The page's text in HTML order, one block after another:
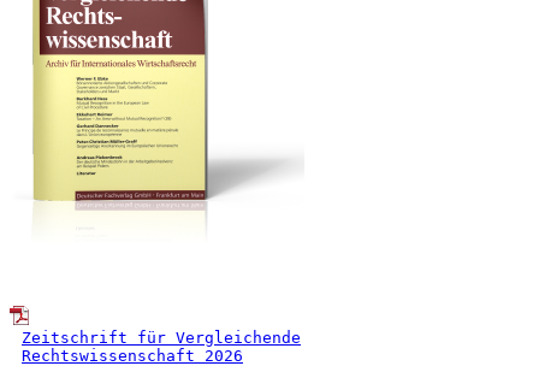
Zeitschrift für Vergleichende
Rechtswissenschaft 2026